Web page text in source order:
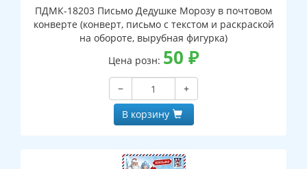
ПДМК-18203 Письмо Дедушке Морозу в почтовом
конверте (конверт, письмо с текстом и раскраской
на обороте, вырубная фигурка)
Цена розн: 50 ₽
−
+
В корзину